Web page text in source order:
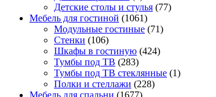
Детские столы и стулья (77)
Мебель для гостиной (1061)
Модульные гостиные (71)
Стенки (106)
Шкафы в гостиную (424)
Тумбы под ТВ (283)
Тумбы под ТВ стеклянные (1)
Полки и стеллажи (228)